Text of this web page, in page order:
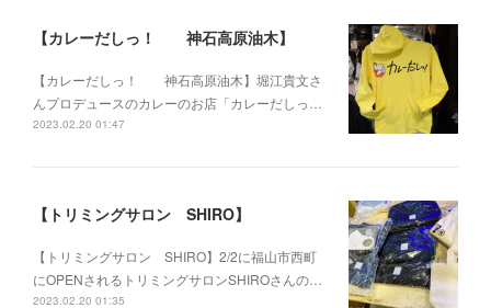
【カレーだしっ！ 神石高原油木】
【カレーだしっ！ 神石高原油木】堀江貴文さ
んプロデュースのカレーのお店「カレーだしっ…
2023.02.20 01:47
【トリミングサロン SHIRO】
【トリミングサロン SHIRO】2/2に福山市西町
にOPENされるトリミングサロンSHIROさんの…
2023.02.20 01:35